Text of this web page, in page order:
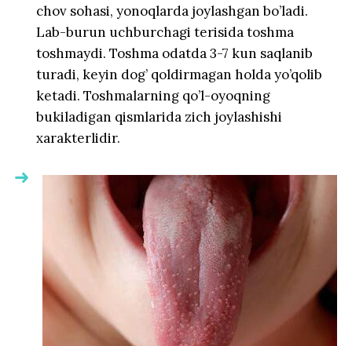
chov sohasi, yonoqlarda joylashgan bo’ladi.
Lab-burun uchburchagi terisida toshma
toshmaydi. Toshma odatda 3-7 kun saqlanib
turadi, keyin dog’ qoldirmagan holda yo’qolib
ketadi. Toshmalarning qo’l-oyoqning
bukiladigan qismlarida zich joylashishi
xarakterlidir.